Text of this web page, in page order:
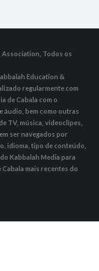
Association, Todos os
Education &
regularmente com
de Cabala com o
áudio, bem como outras
TV, música, videoclipes,
ser navegados por
idioma, tipo de conteúdo,
Kabbalah Media para
mais recentes do